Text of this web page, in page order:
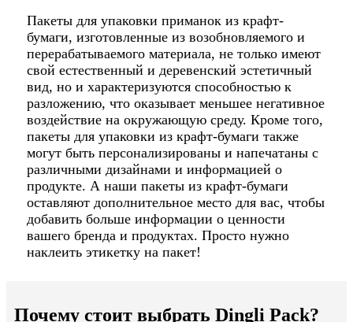
Пакеты для упаковки приманок из крафт-
бумаги, изготовленные из возобновляемого и
перерабатываемого материала, не только имеют
свой естественный и деревенский эстетичный
вид, но и характеризуются способностью к
разложению, что оказывает меньшее негативное
воздействие на окружающую среду. Кроме того,
пакеты для упаковки из крафт-бумаги также
могут быть персонализированы и напечатаны с
различными дизайнами и информацией о
продукте. А наши пакеты из крафт-бумаги
оставляют дополнительное место для вас, чтобы
добавить больше информации о ценности
вашего бренда и продуктах. Просто нужно
наклеить этикетку на пакет!
Почему стоит выбрать Dingli Pack?